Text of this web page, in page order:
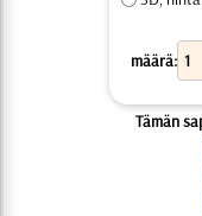
määrä:
Tämän